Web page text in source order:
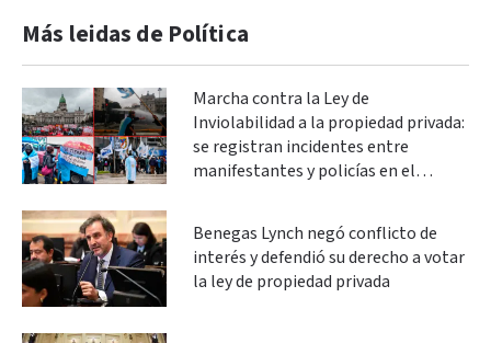
Más leidas de Política
Marcha contra la Ley de
Inviolabilidad a la propiedad privada:
se registran incidentes entre
manifestantes y policías en el
Benegas Lynch negó conflicto de
interés y defendió su derecho a votar
la ley de propiedad privada